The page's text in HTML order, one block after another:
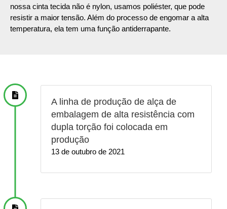
nossa cinta tecida não é nylon, usamos poliéster, que pode
resistir a maior tensão. Além do processo de engomar a alta
temperatura, ela tem uma função antiderrapante.
A linha de produção de alça de
embalagem de alta resistência com
dupla torção foi colocada em
produção
13 de outubro de 2021